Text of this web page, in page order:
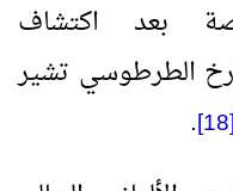
بعد اكتشاف
الطرطوسي تشير
[18]
.